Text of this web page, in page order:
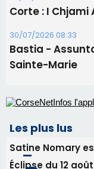
Corte : I
30/07/2026 08:33
Bastia -
Sainte-Marie
Les plus lus
Satine Nomary
Éclipse du 12